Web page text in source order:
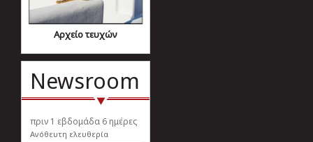
Αρχείο τευχών
Newsroom
πριν 1 εβδομάδα 6 ημέρες
Ανόθευτη ελευθερία